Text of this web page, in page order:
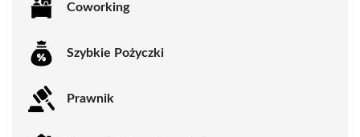
Coworking
Szybkie Pożyczki
Prawnik